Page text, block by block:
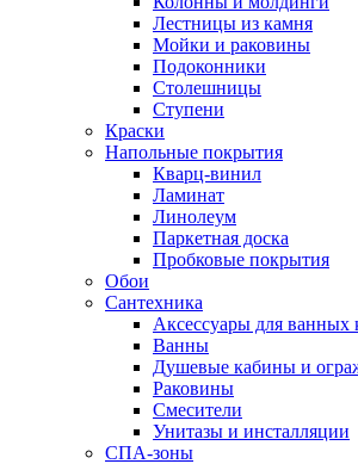
Лестницы из камня
Мойки и раковины
Подоконники
Столешницы
Ступени
Краски
Напольные покрытия
Кварц-винил
Ламинат
Линолеум
Паркетная доска
Пробковые покрытия
Обои
Сантехника
Аксессуары для ванных
Ванны
Душевые кабины и
Раковины
Смесители
Унитазы и инсталляции
СПА-зоны